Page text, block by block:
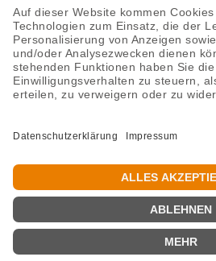
erhalten
Abonnieren
Abmeldung
Copyright 2016 - 2026